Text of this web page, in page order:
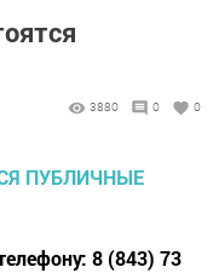
3880 0 0
8 (843) 73